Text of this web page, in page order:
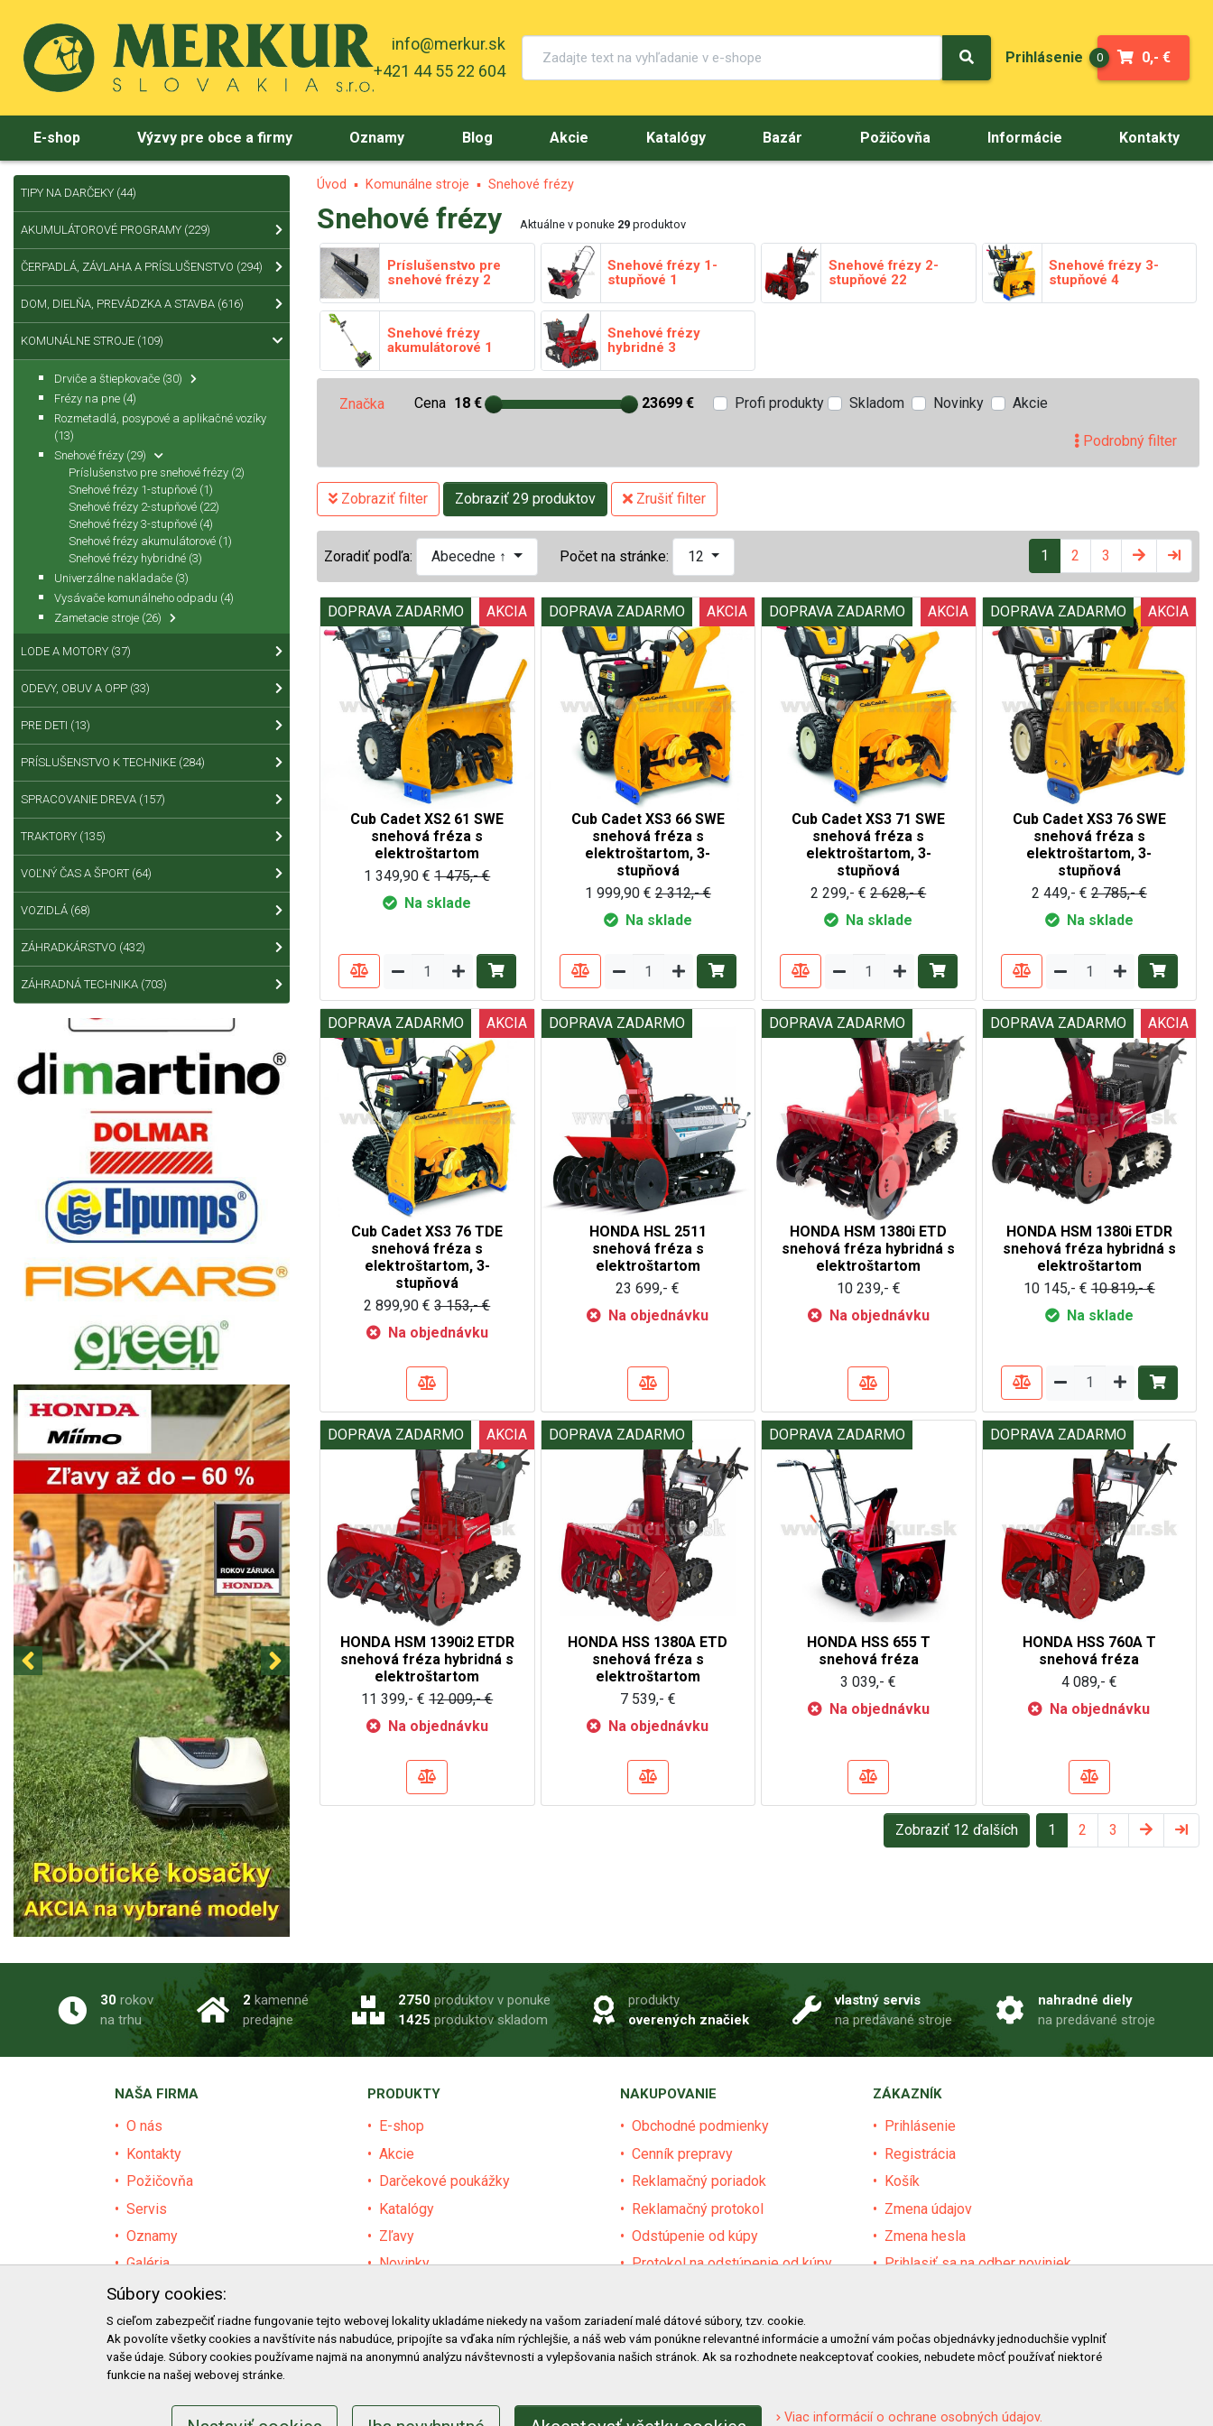
info@merkur.sk
+421 44 55 22 604
Prihlásenie 0 0,- €
E-shop Výzvy pre obce a firmy Oznamy Blog Akcie Katalógy Bazár Požičovňa Informácie Kontakty
Úvod Komunálne stroje Snehové frézy
Snehové frézy Aktuálne v ponuke 29 produktov
Príslušenstvo pre
snehové frézy 2
Snehové frézy 1-
stupňové 1
Snehové frézy 2-
stupňové 22
Snehové frézy 3-
stupňové4
Snehové frézy
akumulátorové 1
Snehové frézy
hybridné 3
Značka Cena 18 € 23699 € Profi produkty Skladom Novinky Akcie
Podrobný filter
Zobraziť filter Zobraziť 29 produktov Zrušiť filter
Zoradiť podľa: Abecedne ↑ Počet na stránke: 12 1 2 3
AKCIA
DOPRAVA ZADARMO
Cub Cadet XS2 61 SWE
snehová fréza s
elektroštartom
1 349,90 € 1 475,- €
Na sklade
AKCIA
DOPRAVA ZADARMO
Cub Cadet XS3 66 SWE
snehová fréza s
elektroštartom, 3-
stupňová
1 999,90 € 2 312,- €
Na sklade
AKCIA
DOPRAVA ZADARMO
Cub Cadet XS3 71 SWE
snehová fréza s
elektroštartom, 3-
stupňová
2 299,- € 2 628,- €
Na sklade
AKCIA
DOPRAVA ZADARMO
Cub Cadet XS3 76 SWE
snehová fréza s
elektroštartom, 3-
stupňová
2 449,- € 2 785,- €
Na sklade
AKCIA
DOPRAVA ZADARMO
Cub Cadet XS3 76 TDE
snehová fréza s
elektroštartom, 3-
stupňová
2 899,90 € 3 153,- €
Na objednávku
DOPRAVA ZADARMO
HONDA HSL 2511
snehová fréza s
elektroštartom
23 699,- €
Na objednávku
DOPRAVA ZADARMO
HONDA HSM 1380i ETD
snehová fréza hybridná s
elektroštartom
10 239,- €
Na objednávku
AKCIA
DOPRAVA ZADARMO
HONDA HSM 1380i ETDR
snehová fréza hybridná s
elektroštartom
10 145,- € 10 819,- €
Na sklade
AKCIA
DOPRAVA ZADARMO
HONDA HSM 1390i2 ETDR
snehová fréza hybridná s
elektroštartom
11 399,- € 12 009,- €
Na objednávku
DOPRAVA ZADARMO
HONDA HSS 1380A ETD
snehová fréza s
elektroštartom
7 539,- €
Na objednávku
DOPRAVA ZADARMO
HONDA HSS 655 T
snehová fréza
3 039,- €
Na objednávku
DOPRAVA ZADARMO
HONDA HSS 760A T
snehová fréza
4 089,- €
Na objednávku
Zobraziť 12 ďalších 1 2 3
TIPY NA DARČEKY (44)
AKUMULÁTOROVÉ PROGRAMY (229)
ČERPADLÁ, ZÁVLAHA A PRÍSLUŠENSTVO (294)
DOM, DIELŇA, PREVÁDZKA A STAVBA (616)
KOMUNÁLNE STROJE (109)
Drviče a štiepkovače (30)
Frézy na pne (4)
Rozmetadlá, posypové a aplikačné vozíky
(13)
Snehové frézy (29)
Príslušenstvo pre snehové frézy (2)
Snehové frézy 1-stupňové (1)
Snehové frézy 2-stupňové (22)
Snehové frézy 3-stupňové (4)
Snehové frézy akumulátorové (1)
Snehové frézy hybridné (3)
Univerzálne nakladače (3)
Vysávače komunálneho odpadu (4)
Zametacie stroje (26)
LODE A MOTORY (37)
ODEVY, OBUV A OPP (33)
PRE DETI (13)
PRÍSLUŠENSTVO K TECHNIKE (284)
SPRACOVANIE DREVA (157)
TRAKTORY (135)
VOĽNÝ ČAS A ŠPORT (64)
VOZIDLÁ (68)
ZÁHRADKÁRSTVO (432)
ZÁHRADNÁ TECHNIKA (703)
30 rokov
na trhu
2 kamenné
predajne
2750produktov v ponuke
1425produktov skladom
produkty
overených značiek
vlastný servis
na predávané stroje
nahradné diely
na predávané stroje
NAŠA FIRMA
O nás
Kontakty
Požičovňa
Servis
Oznamy
Galéria
Certifikáty
Facebook
Blog
PRODUKTY
E-shop
Akcie
Darčekové poukážky
Katalógy
Zľavy
Novinky
Bazár
Výzvy pre obce a firmy
NAKUPOVANIE
Obchodné podmienky
Cenník prepravy
Reklamačný poriadok
Reklamačný protokol
Odstúpenie od kúpy
Protokol na odstúpenie od kúpy
Ochrana osobných údajov
Používanie cookies
ZÁKAZNÍK
Prihlásenie
Registrácia
Košík
Zmena údajov
Zmena hesla
Prihlasiť sa na odber noviniek
Odstúpenie od zmluvy online
Súbory cookies:
S cieľom zabezpečiť riadne fungovanie tejto webovej lokality ukladáme niekedy na vašom zariadení malé dátové súbory, tzv. cookie.
Ak povolíte všetky cookies a navštívite nás nabudúce, pripojíte sa vďaka ním rýchlejšie, a náš web vám ponúkne relevantné informácie a umožní vám počas objednávky jednoduchšie vyplniť
vaše údaje. Súbory cookies používame najmä na anonymnú analýzu návštevnosti a vylepšovania našich stránok. Ak sa rozhodnete neakceptovať cookies, nebudete môcť používať niektoré
funkcie na našej webovej stránke.
Viac informácií o ochrane osobných údajov.